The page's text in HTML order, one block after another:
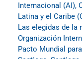
Internacional (AI),
Latina y el Caribe
Las elegidas de la
Organización
Pacto Mundial